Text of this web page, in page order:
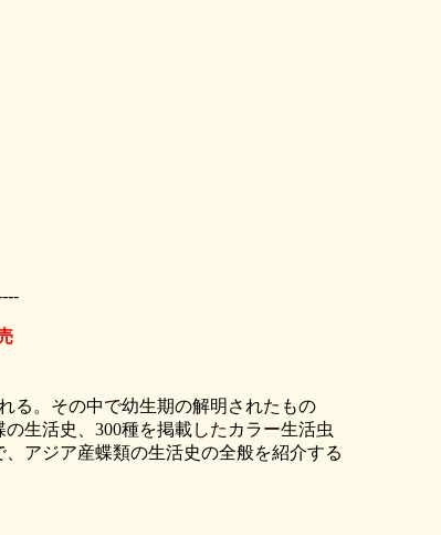
る。その中で幼生期の解明されたもの
生活史、300種を掲載したカラー生活虫
アジア産蝶類の生活史の全般を紹介する